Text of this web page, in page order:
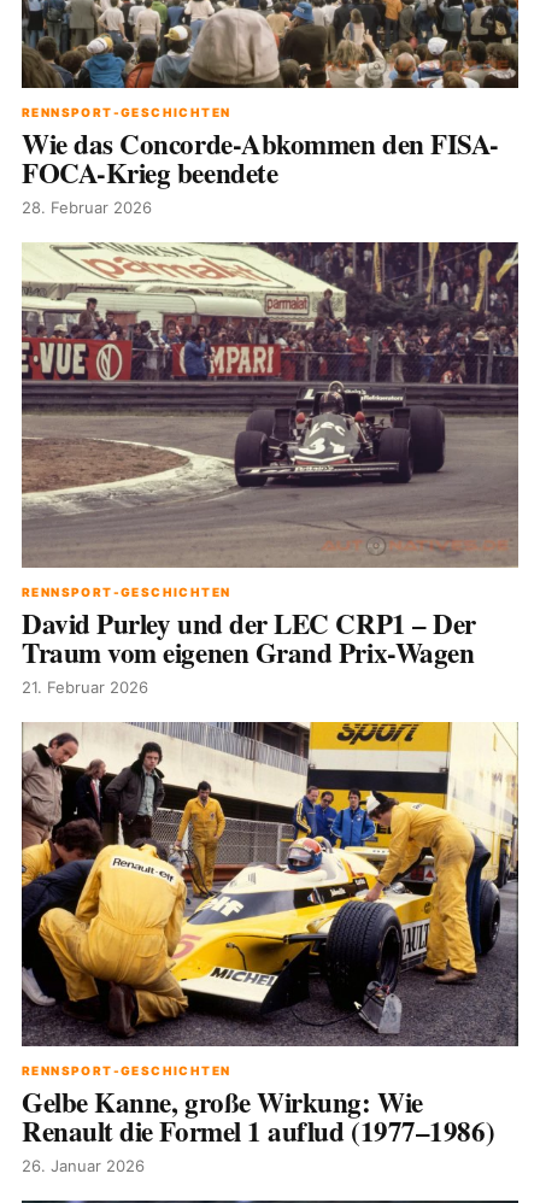
RENNSPORT-GESCHICHTEN
Wie das Concorde-Abkommen den FISA-
FOCA-Krieg beendete
28. Februar 2026
RENNSPORT-GESCHICHTEN
David Purley und der LEC CRP1 – Der
Traum vom eigenen Grand Prix-Wagen
21. Februar 2026
RENNSPORT-GESCHICHTEN
Gelbe Kanne, große Wirkung: Wie
Renault die Formel 1 auflud (1977–1986)
26. Januar 2026